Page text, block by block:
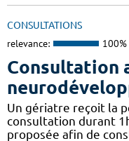
CONSULTATIONS
relevance: 100%
Consultation
Un gériatre reçoit la
consultation durant
proposée afin de